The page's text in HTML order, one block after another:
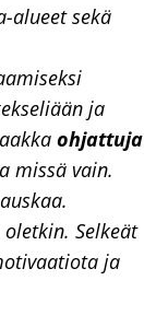
alueet sekä
ja
ohjattuja
missä vain.
Selkeät
ja